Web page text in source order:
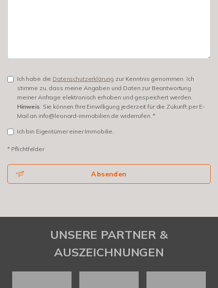
Ich habe die Datenschutzerklärung zur Kenntnis genommen. Ich
stimme zu, dass meine Angaben und Daten zur Beantwortung
meiner Anfrage elektronisch erhoben und gespeichert werden.
Hinweis: Sie können Ihre Einwilligung jederzeit für die Zukunft per E-
Mail an info@leonard-immobilien.de widerrufen. *
Ich bin Eigentümer einer Immobilie.
* Pflichtfelder
Absenden
UNSERE PARTNER &
AUSZEICHNUNGEN